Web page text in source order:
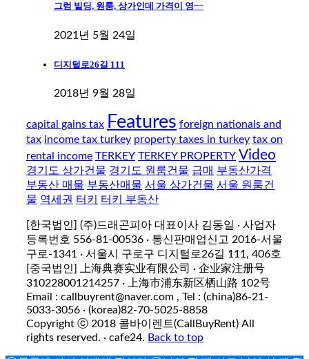
그럼 빌딩, 원룸, 상가인데 가격이 영~~
2021년 5월 24일
디지털로26길 111
2018년 9월 28일
capital gains tax Features foreign nationals and
tax income tax turkey property taxes in turkey tax on
rental income TERKEY TERKEY PROPERTY Video
경기도 상가건물 경기도 원룸건물 급매 부동산가격
부동산 매물 부동산매물 서울 상가건물 서울 원룸건
물 역세권 터키 터키 부동산
[한국법인] (주)드래곤피아 대표이사 김동일 · 사업자
등록번호 556-81-00536 · 통신판매업신고 2016-서울
구로-1341 · 서울시 구로구 디지털로26길 111, 406호
[중국법인] 上海典赛实业有限公司 · 企业家注册号
310228001214257 · 上海市浦东新区栖山路 102号
Email : callbuyrent@naver.com , Tel : (china)86-21-
5033-3056 · (korea)82-70-5025-8858
Copyright ⓒ 2018 콜바이렌트(CallBuyRent) All
rights reserved. · cafe24. Back to top